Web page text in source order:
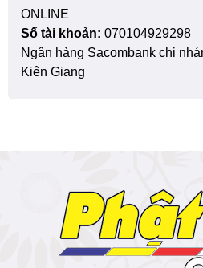
ONLINE
Số tài khoản: 070104929298
Ngân hàng Sacombank chi
Kiên Giang